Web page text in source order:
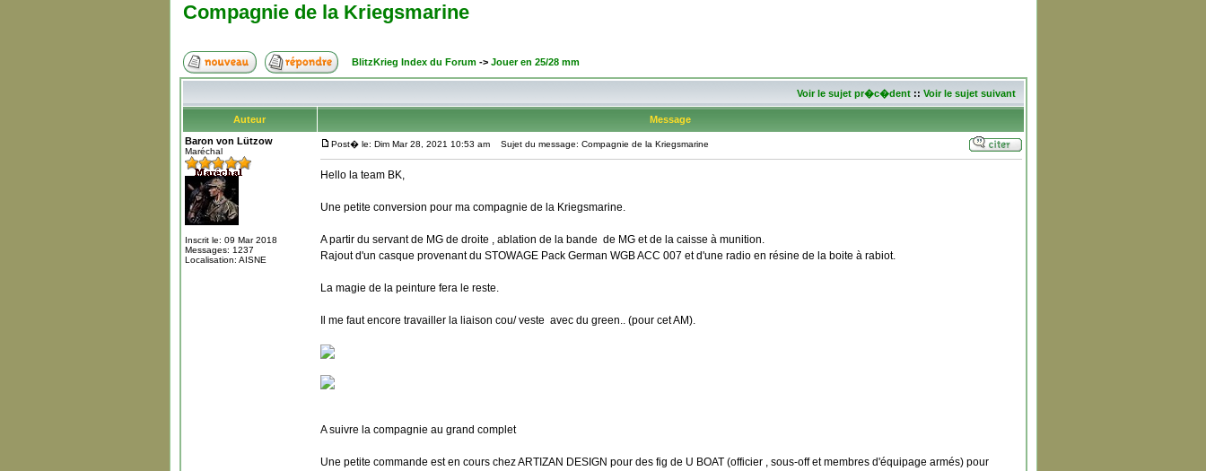
Compagnie de la Kriegsmarine
BlitzKrieg Index du Forum-> Jouer en 25/28 mm
Voir le sujet pr�c�dent:: Voir le sujet suivant
Auteur
Message
Baron von Lützow
Maréchal
Inscrit le: 09 Mar 2018
Messages: 1237
Localisation: AISNE
Post� le: Dim Mar 28, 2021 10:53 am Sujet du message: Compagnie de la Kriegsmarine
Hello la team BK,
Une petite conversion pour ma compagnie de la Kriegsmarine.
A partir du servant de MG de droite , ablation de la bande de MG et de la caisse à munition.
Rajout d'un casque provenant du STOWAGE Pack German WGB ACC 007 et d'une radio en résine de la boite à rabiot.
La magie de la peinture fera le reste.
Il me faut encore travailler la liaison cou/ veste avec du green.. (pour cet AM).
A suivre la compagnie au grand complet
Une petite commande est en cours chez ARTIZAN DESIGN pour des fig de U BOAT (officier , sous-off et membres d'équipage armés) pour